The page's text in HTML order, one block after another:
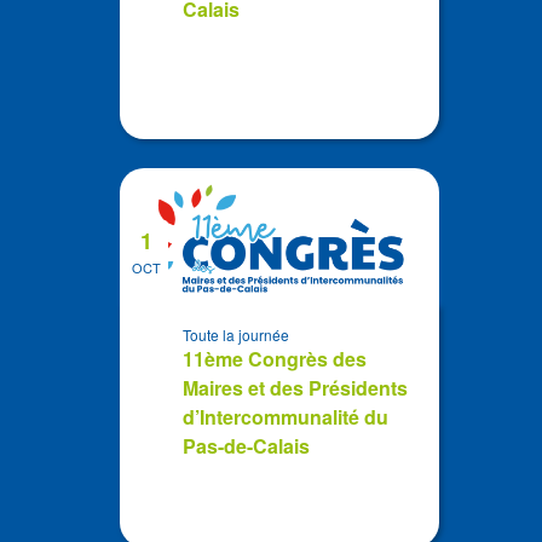
Calais
OCT
1
11ème Congrès des
Maires et des Présidents
d’Intercommunalité du
Pas-de-Calais
Toute la journée